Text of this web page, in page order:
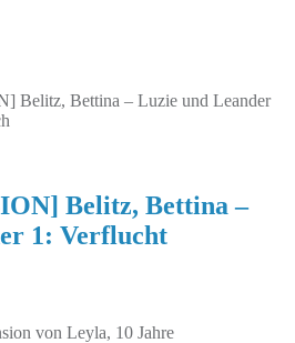
Belitz, Bettina – Luzie und Leander
Belitz, Bettina –
1: Verflucht
von Leyla, 10 Jahre